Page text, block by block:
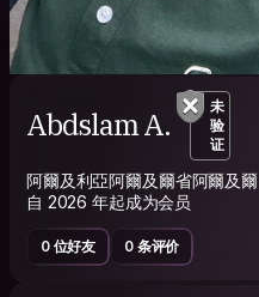
Abdslam A.
未
验
证
阿爾及利亞阿爾及爾省阿爾及爾
自 2026 年起成为会员
0 位好友 0 条评价